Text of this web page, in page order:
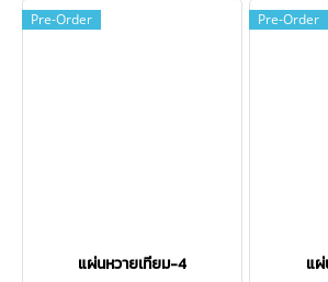
ได้ ภาษาอังกฤษ
Pre-Order
แผ่นหวายเทียม-4
Pre-Order
แผ่